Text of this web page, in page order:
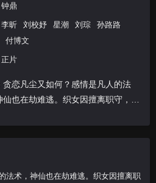
钟鼎
李昕 刘校妤 星潮 刘琮
孙路路
付博文
片
贪恋凡尘又如何？感情是凡人的法
仙也在劫难逃。织女因擅离职守，堕
法术，神仙也在劫难逃。织女因擅离职